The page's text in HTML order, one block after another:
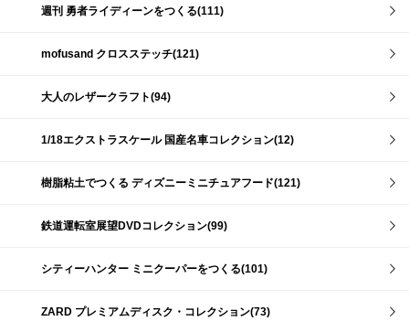
週刊 勇者ライディーンをつくる(111)
mofusand クロスステッチ(121)
大人のレザークラフト(94)
1/18エクストラスケール 国産名車コレクション(12)
樹脂粘土でつくる ディズニーミニチュアフード(121)
鉄道運転室展望DVDコレクション(99)
シティーハンター ミニクーパーをつくる(101)
ZARD プレミアムディスク・コレクション(73)